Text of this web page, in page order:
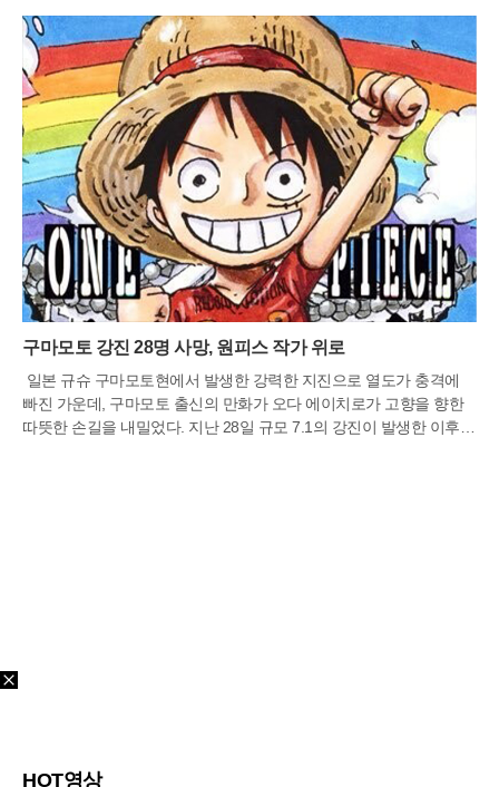
구마모토 강진 28명 사망, 원피스 작가 위로
일본 규슈 구마모토현에서 발생한 강력한 지진으로 열도가 충격에
빠진 가운데, 구마모토 출신의 만화가 오다 에이치로가 고향을 향한
따뜻한 손길을 내밀었다. 지난 28일 규모 7.1의 강진이 발생한 이후,
HOT영상